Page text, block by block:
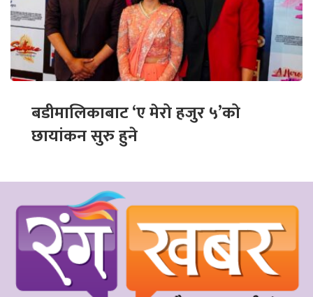
बडीमालिकाबाट ‘ए मेरो हजुर ५’को
छायांकन सुरु हुने